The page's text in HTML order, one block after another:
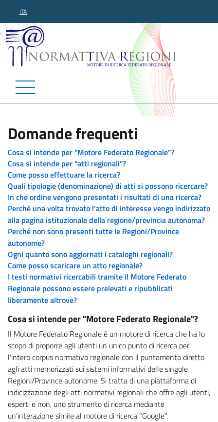
ITA
Normattiva Regioni -
Domande frequenti
Cosa si intende per "Motore Federato Regionale"?
Cosa si intende per "atti regionali"?
Come posso effettuare la ricerca?
Quali tipologie (denominazione) di atti si possono ricercare?
In che ordine vengono presentati i risultati di una ricerca?
Perché una volta trovato l'atto di interesse vengo indirizzato
alla pagina istituzionale della regione/provincia autonoma?
Perché non sono presenti tutte le Regioni/Province
autonome?
Ogni quanto sono aggiornati i cataloghi regionali?
Come posso scaricare un atto regionale?
I testi normativi ricercabili tramite il Motore Federato
Regionale possono essere prelevati e ripubblicati
liberamente altrove?
Cosa si intende per "Motore Federato Regionale"?
Il Motore Federato Regionale è un motore di ricerca che ha lo
scopo di proporre agli utenti un unico punto di ricerca per
l'intero corpus normativo regionale con il puntamento diretto
agli atti memorizzati sui sistemi informativi delle singole
Regioni/Province autonome. Si tratta di una piattaforma di
indicizzazione degli atti normativi regionali che offre agli utenti,
esperti e non, uno strumento di ricerca mediante
un'interazione simile al motore di ricerca "Google".